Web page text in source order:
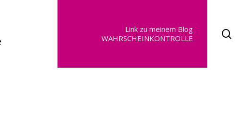
Link zu meinem Blog
WAHRSCHEINKONTROLLE